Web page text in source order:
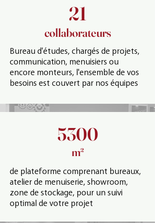
21
collaborateurs
Bureau d'études, chargés de projets,
communication, menuisiers ou
encore monteurs, l'ensemble de vos
besoins est couvert par nos équipes
5300
m²
de plateforme comprenant bureaux,
atelier de menuiserie, showroom,
zone de stockage, pour un suivi
optimal de votre projet